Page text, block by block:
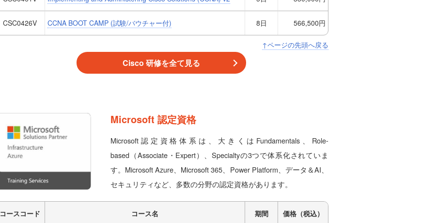
CSC0426V CCNA BOOT CAMP (試験/バウチャー付) 8日 566,500円
↑ページの先頭へ戻る
Cisco 研修を全て見る
Microsoft 認定資格
Microsoft認定資格体系は、大きくはFundamentals、Role-
based（Associate・Expert）、Specialtyの3つで体系化されていま
す。Microsoft Azure、Microsoft 365、Power Platform、データ＆AI、
セキュリティなど、多数の分野の認定資格があります。
コースコード コース名 期間 価格（税込）